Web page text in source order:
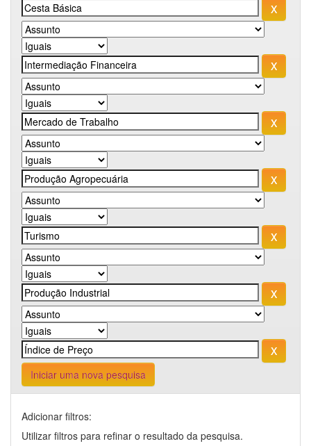
Iniciar uma nova pesquisa
Adicionar filtros:
Utilizar filtros para refinar o resultado da pesquisa.